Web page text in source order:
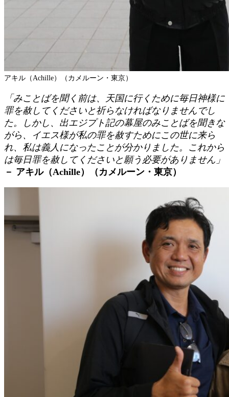
アキル（Achille）（カメルーン・東京）
「みことばを聞く前は、天国に行くために毎日神様に
罪を赦してくださいと祈らなければなりませんでし
た。しかし、出エジプト記の幕屋のみことばを聞きな
がら、イエス様が私の罪を赦すためにこの世に来ら
れ、私は義人になったことが分かりました。これから
は毎日罪を赦してくださいと願う必要がありません」
－ アキル（Achille）（カメルーン・東京）